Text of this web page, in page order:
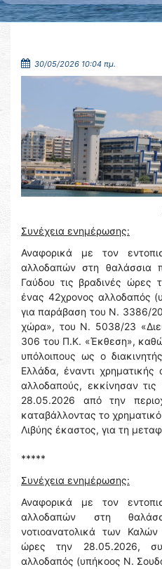
30/05/2026 10:04 πμ.
Συνέχεια ενημέρωσης:
Αναφορικά με τον
αλλοδαπών στη θαλάσσια
Γαύδου τις βραδινές ώρες
ένας 42χρονος αλλοδαπός
για παράβαση του Ν. 3386/
χώρα», του Ν. 5038/23
306 του Π.Κ. «Έκθεση»,
υπόλοιπους ως ο
Ελλάδα, έναντι
αλλοδαπούς, εκκίνησαν
28.05.2026 από την
καταβάλλοντας το
Λιβύης έκαστος, για τη
*****
Συνέχεια ενημέρωσης:
Αναφορικά με τον
αλλοδαπών στη
νοτιοανατολικά των
ώρες την 28.05.2026,
αλλοδαπός (υπήκοος Ν.